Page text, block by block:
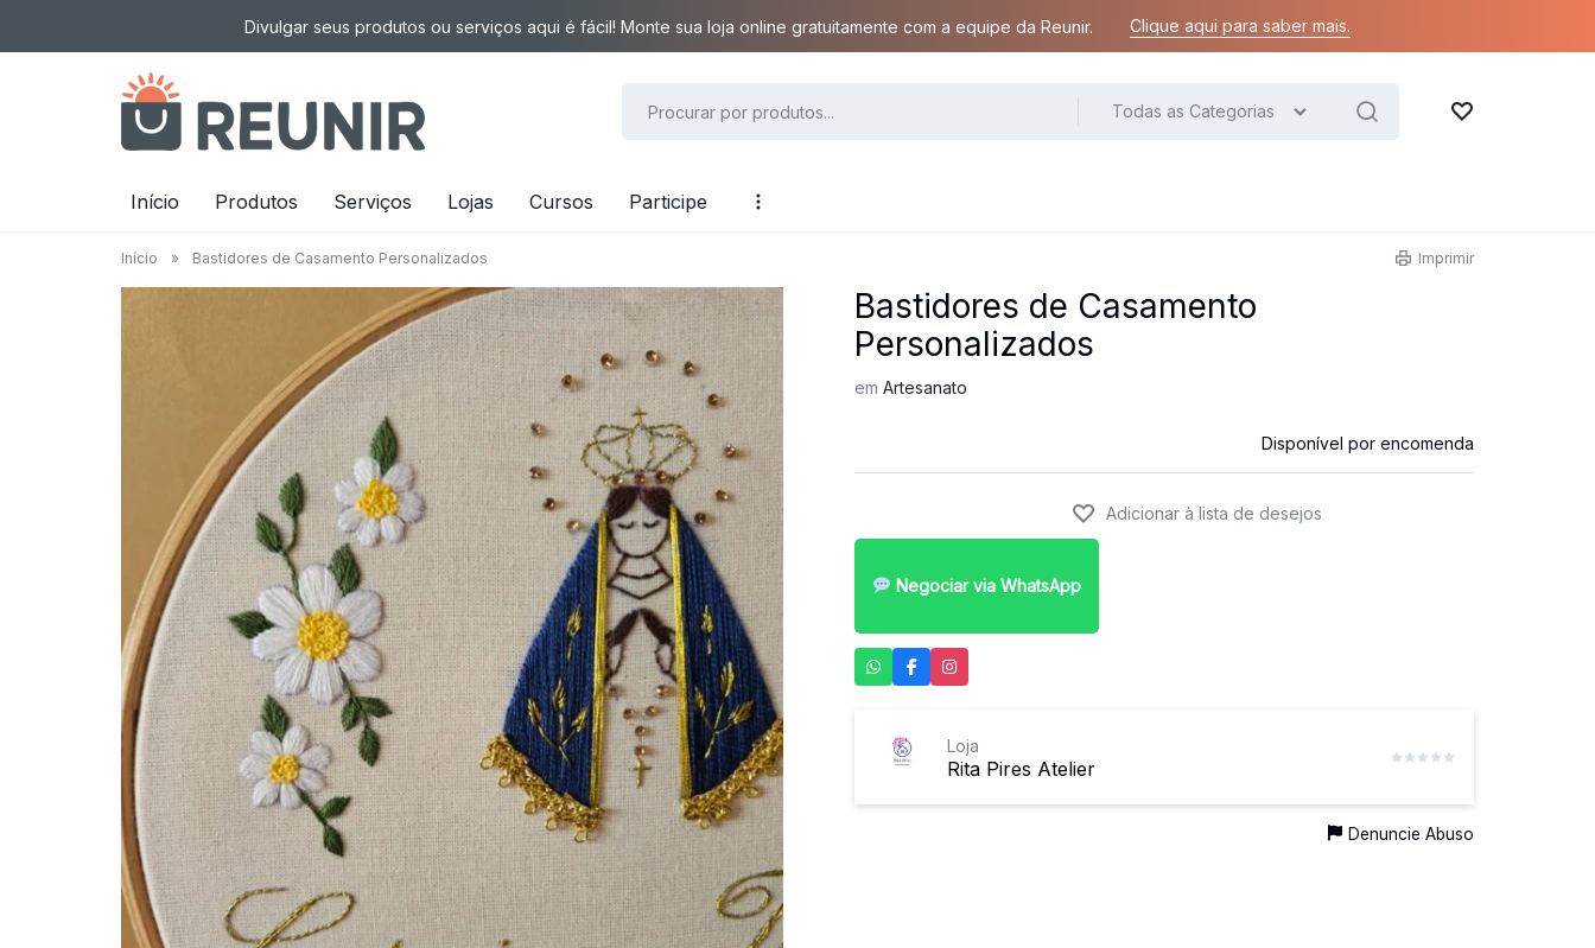
Divulgar seus produtos ou serviços aqui é fácil! Monte sua loja online gratuitamente com a equipe da Reunir. Clique aqui para saber mais.
tecnologia
oportunizando
decente
para
quem
mais
precisa!
Todas as Categorias
Início Produtos Serviços Lojas Cursos Participe
Início » Bastidores de Casamento Personalizados Imprimir
Bastidores de Casamento
Personalizados
emArtesanato
Disponível por encomenda
Negociar via WhatsApp
Rita Pires Atelier
Loja
Denuncie Abuso